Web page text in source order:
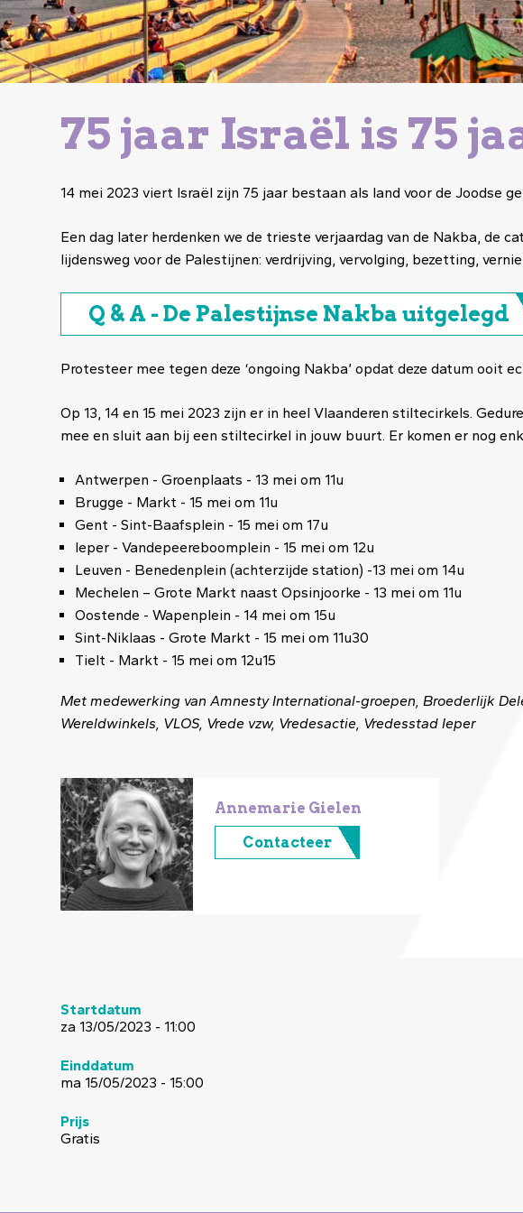
75 jaar Israël is 75
14 mei 2023 viert Israël zijn 75 jaar bestaan als land voor de Joodse
Een dag later herdenken we de trieste verjaardag van de Nakba, de
lijdensweg voor de Palestijnen: verdrijving, vervolging, bezetting,
Q & A - De Palestijnse Nakba uitgelegd
Protesteer mee tegen deze ‘ongoing Nakba’ opdat deze datum ooit
Op 13, 14 en 15 mei 2023 zijn er in heel Vlaanderen stiltecirkels.
mee en sluit aan bij een stiltecirkel in jouw buurt. Er komen er nog
Antwerpen - Groenplaats - 13 mei om 11u
Brugge - Markt - 15 mei om 11u
Gent - Sint-Baafsplein - 15 mei om 17u
Ieper - Vandepeereboomplein - 15 mei om 12u
Leuven - Benedenplein (achterzijde station) -13 mei om 14u
Mechelen – Grote Markt naast Opsinjoorke - 13 mei om 11u
Oostende - Wapenplein - 14 mei om 15u
Sint-Niklaas - Grote Markt - 15 mei om 11u30
Tielt - Markt - 15 mei om 12u15
Met medewerking van Amnesty International-groepen, Broederlijk
Wereldwinkels, VLOS, Vrede vzw, Vredesactie, Vredesstad Ieper
Annemarie Gielen
Contacteer
Startdatum
za 13/05/2023 - 11:00
Einddatum
ma 15/05/2023 - 15:00
Prijs
Gratis